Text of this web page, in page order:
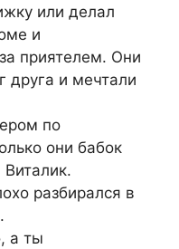
или делал
и
приятелем. Они
друга и мечтали
по
они бабок
разбирался в
а ты